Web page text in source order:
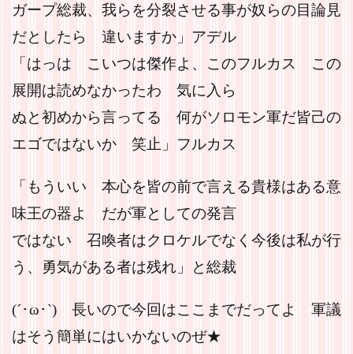
ガープ総裁、我らを分裂させる事が奴らの目論見
だとしたら 違いますか」アデル
「はっは こいつは傑作よ、このフルカス この
展開は読めなかったわ 気に入ら
ぬと初めから言ってる 何がソロモン軍だ皆己の
エゴではないか 笑止」フルカス
「もういい 本心を皆の前で言える貴様はある意
味王の器よ だが軍としての発言
ではない 召喚者はクロケルでなく今後は私が行
う、勇気がある者は残れ」と総裁
(´･ω･`) 長いので今回はここまでだってよ 軍議
はそう簡単にはいかないのぜ★